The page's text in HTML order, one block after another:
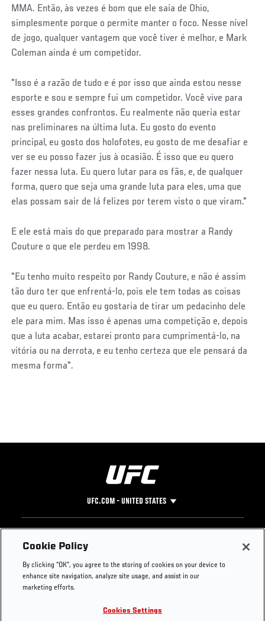
MMA. Então, às vezes é bom que ele saia de Ohio,
simplesmente porque o permite manter o foco. Nesse nível
de jogo, qualquer vantagem que você tiver é melhor, e Mark
Coleman ainda é um competidor.
"Isso é a razão de tudo e é por isso que ainda estou nesse
esporte e sou e sempre fui um competidor. Você vive para
esses grandes confrontos. Eu realmente não queria estar
nas preliminares na última luta. Eu gosto do evento
principal, eu gosto dos holofotes, eu gosto de me desafiar e
ver se eu posso fazer jus à ocasião. É isso que eu quero
fazer nessa luta. Eu quero lutar para os fãs, e, de qualquer
forma, quero que seja uma grande luta para eles, uma que
elas possam sair de lá felizes por terem visto o que viram."
E ele está mais do que preparado para mostrar a Randy
Couture o que ele perdeu em 1998.
"Eu tenho muito respeito por Randy Couture, e não é assim
tão duro ter que enfrentá-lo, pois ele tem todas as coisas
que eu quero. Então eu gostaria de tirar um pedacinho dele
ele para mim. Mas isso é apenas uma competição e, depois
que a luta acabar, estarei pronto para cumprimentá-lo, na
vitória ou na derrota, e eu tenho certeza que ele pensará da
mesma forma".
UFC.COM - UNITED STATES
Footer
UFC
UFC Foundation
UFC Careers
Instagram
YouTube
Press
Cookie Policy
By clicking “OK”, you agree to the storing of cookies on your device to
enhance site navigation, analyze site usage, and assist in our
marketing efforts.
Cookies Settings